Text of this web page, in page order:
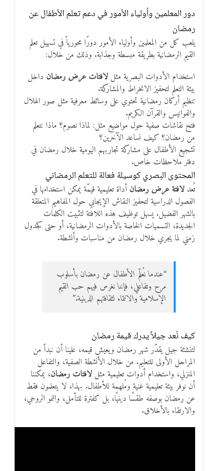
دور المعلمين وأولياء الأمور في دعم تعلم الأطفال عن
رمضان
يلعب كل من المعلمين وأولياء الأمور دورًا محورياً في تسهيل تعلم
القيم الرمضانية بطريقة مبسطة وجذابة. وذلك من خلال:
استخدام الأدوات البصرية مثل لافتات عرض رمضان داخل
بيئة التعلم لتحفيز الانخراط والمشاركة.
تنظيم أركان رمضانية تحتوي على وسائط معرفية مثل صور الهلال
والفوانيس والقرآن الكريم.
فتح نقاشات صفية حول مواضيع مثل: لماذا نصوم؟ ماذا نتعلم
من رمضان؟ كيف نساعد الآخرين؟
تشجيع الأطفال على مشاركة تجاربهم اليومية خلال رمضان في
دفتر ملاحظات خاص.
المحتوى البصري كوسيلة فعالة للتعلم الرمضاني
تُعد لافتة عرض رمضان أداة تعليمية قيمّة يمكن استخدامها في
الفصول الدراسية لتحفيز النقاش الإيجابي حول المفاهيم المتعلقة
بالشهر الفضيل. يسهل توظيف هذه اللافتة لتثبيت الكلمات
الجديدة، التسميات الخاصة بالأدوات الرمضانية، أو حتى كجدول
زمني لما يجري خلال رمضان من مناسبات وأنشطة.
“عندما نُعلّم الأطفال عن رمضان بأسلوب
مرح وتفاعلي، فإننا نغرس فيهم حب القيم
الإسلامية والانتماء لثقافتهم الدينية.”
كيف نُعد جيلاً يدرك قيمة رمضان
لتنشئة جيل يقدّر شهر رمضان ويعيش قيمه، علينا أن نبدأ من
المراحل الأولى للتعليم. من خلال الأنشطة الصفية، والتفاعل
المنزلي، واستخدام أدوات تعليمية مثل لافتات رمضان، يمكننا
أن نوفر بيئة تعليمية غنية ومُلهمة للأطفال. بهذا، لا يتعلمون فقط
عن رمضان بوصفه طقسًا دينيًا، بل كفترة للتأمل، والنمو الروحي،
والارتقاء بالأخلاق.